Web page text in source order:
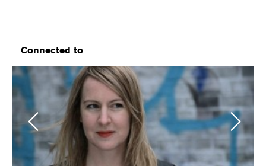
Connected to
Previous Next